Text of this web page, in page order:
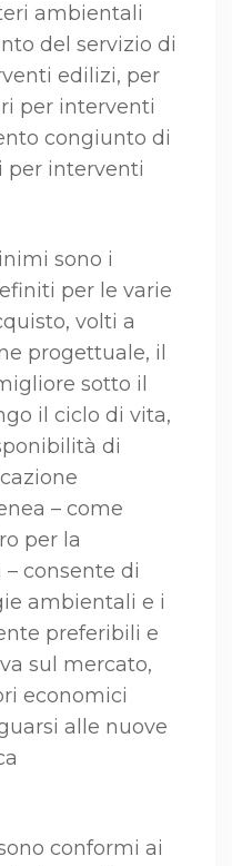
ambientali
del servizio di
edilizi, per
per interventi
congiunto di
per interventi
sono i
per le varie
volti a
progettuale, il
sotto il
il ciclo di vita,
di
– come
per la
consente di
ambientali e i
preferibili e
sul mercato,
economici
alle nuove
conformi ai